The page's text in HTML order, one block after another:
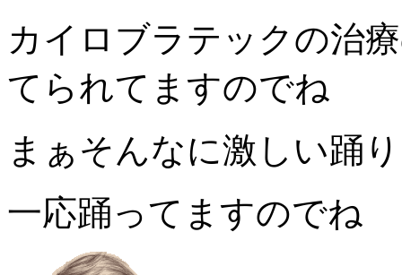
カイロブラテックの治
てられてますのでね
まぁそんなに激しい踊
一応踊ってますのでね